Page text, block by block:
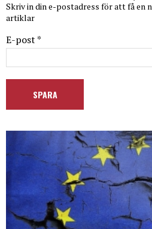
Skriv in din e-postadress för att få en
artiklar
E-post *